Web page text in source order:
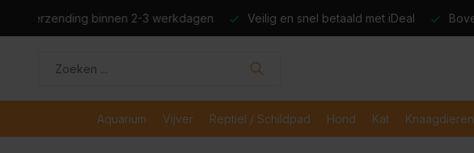
Veilig en snel betaald met iDeal Boven de €50,- gratis verzending
Aquarium Vijver Reptiel / Schildpad Hond Kat Knaagdieren